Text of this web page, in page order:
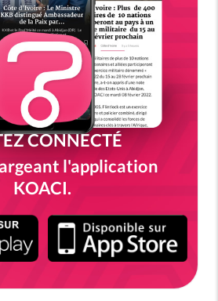
CONNECTÉ
l'application
KOACI.